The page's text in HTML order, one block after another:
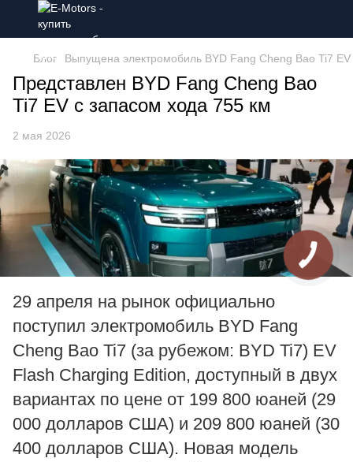
Блог Выпущена электромобиль BYD Fang Cheng Bao Ti7
Представлен BYD Fang Cheng Bao
Ti7 EV с запасом хода 755 км
2 мая 2026
29 апреля на рынок официально
поступил электромобиль BYD Fang
Cheng Bao Ti7 (за рубежом: BYD Ti7) EV
Flash Charging Edition, доступный в двух
вариантах по цене от 199 800 юаней (29
000 долларов США) и 209 800 юаней (30
400 долларов США). Новая модель